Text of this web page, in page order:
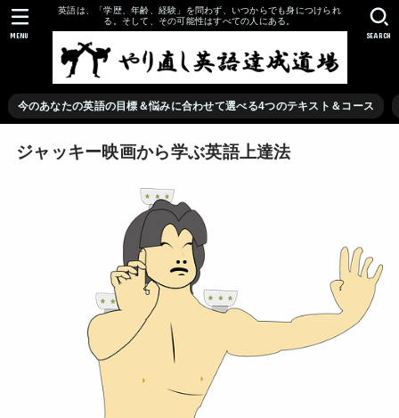
英語は、「学歴、年齢、経験」を問わず、いつからでも身につけられ
る。そして、その可能性はすべての人にある。
今のあなたの英語の目標＆悩みに合わせて選べる4つのテキスト＆コース
SEARCH
MENU
ジャッキー映画から学ぶ英語上達法